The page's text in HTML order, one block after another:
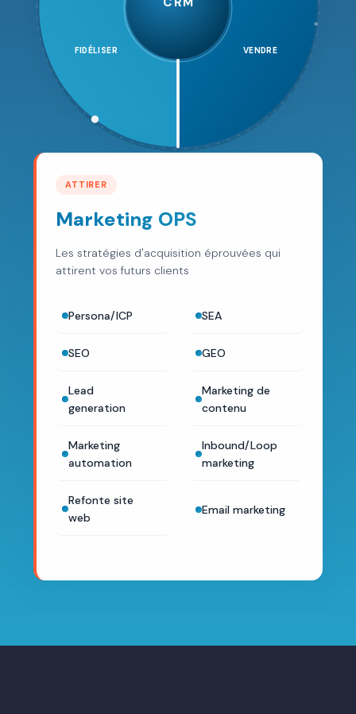
VENDRE
FIDÉLISER
ATTIRER
Marketing OPS
Les stratégies d'acquisition éprouvées qui
attirent vos futurs clients
Persona/ICP SEA
SEO GEO
Lead
generation
Marketing de
contenu
Marketing
automation
Inbound/Loop
marketing
Refonte site
web
Email marketing